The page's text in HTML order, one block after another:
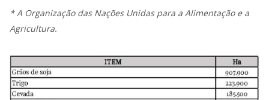
* A Organização das Nações Unidas para a Alimentação e a
Agricultura.